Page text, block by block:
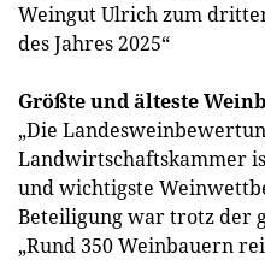
Weingut Ulrich zum
des Jahres 2025“
Größte und älteste
„Die
Landwirtschaftskammer
und wichtigste
Beteiligung war trotz der
„Rund 350 Weinbauern